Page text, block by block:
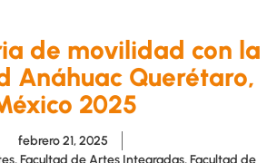
de movilidad con la
Anáhuac Querétaro,
2025
febrero 21, 2025
,Facultad de Artes Integradas,Facultad de